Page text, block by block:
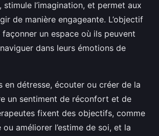
l’imagination, et permet aux
de manière engageante. L’objectif
un espace où ils peuvent
dans leurs émotions de
en détresse, écouter ou créer de la
un sentiment de réconfort et de
fixent des objectifs, comme
ou améliorer l’estime de soi, et la